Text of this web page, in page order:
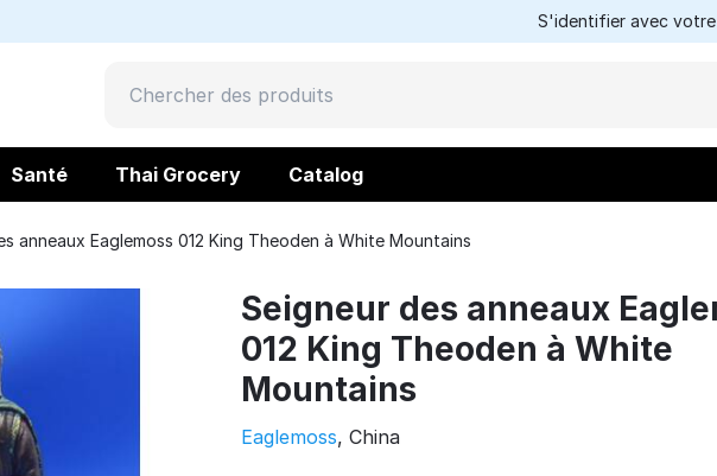
S'identifier avec
Santé Thai Grocery Catalog
anneaux Eaglemoss 012 King Theoden à White Mountains
Seigneur des anneaux
012 King Theoden à White
Mountains
Eaglemoss, China